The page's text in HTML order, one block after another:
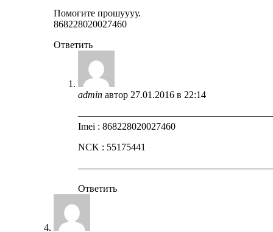
Помогите прошуууу.
868228020027460
Ответить
admin автор 27.01.2016 в 22:14
Imei : 868228020027460
NCK : 55175441
Ответить